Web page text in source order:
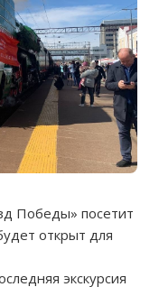
Победы» посетит
открыт для
экскурсия